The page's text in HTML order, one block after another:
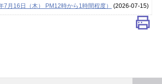
月16日（木） PM12時から1時間程度）
(2026-07-15)